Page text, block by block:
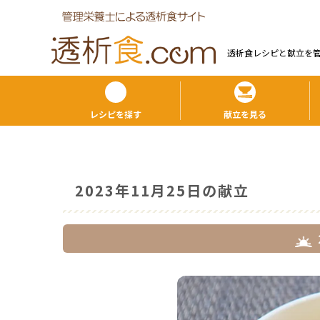
透析食レシピと献⽴を
レシピを探す 献立を見る
2023年11月25日の献立